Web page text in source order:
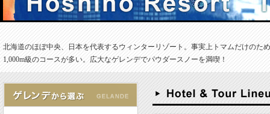
北海道のほぼ中央、日本を代表するウィンターリゾート。事実上トマムだけの
1,000m級のコースが多い。広大なゲレンデでパウダースノーを満喫！